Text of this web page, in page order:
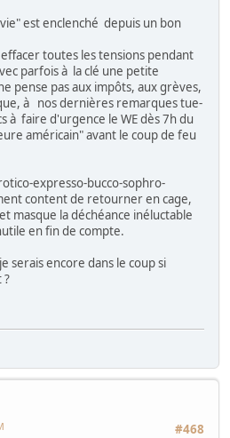
est enclenché depuis un bon
toutes les tensions pendant
parfois à la clé une petite
pense pas aux impôts, aux grèves,
à nos dernières remarques tue-
à faire d'urgence le WE dès 7h du
américain" avant le coup de feu
expresso-bucco-sophro-
content de retourner en cage,
masque la déchéance inéluctable
en fin de compte.
serais encore dans le coup si
?
#468